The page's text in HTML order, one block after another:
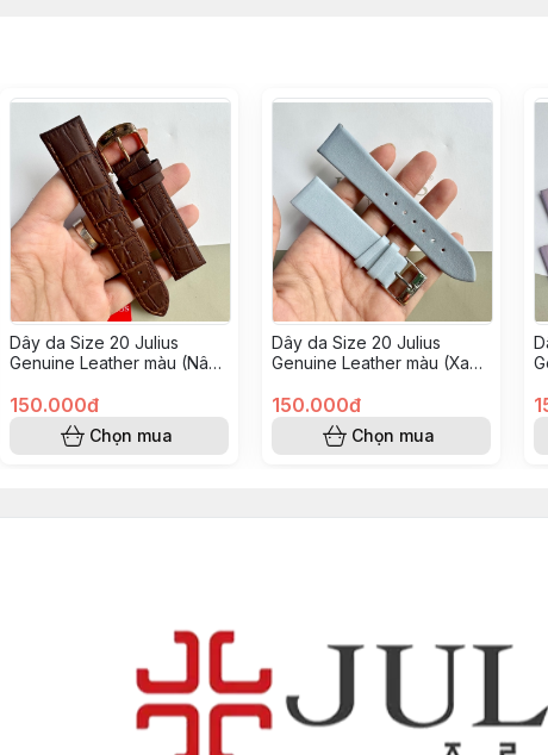
Dây da Size 20 Julius
Genuine Leather màu (Nâu
150.000đ
Chọn mua
Dây da Size 20 Julius
Genuine Leather màu (Xanh
150.000đ
Chọn mua